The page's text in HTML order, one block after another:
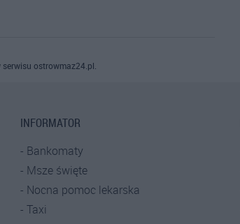
ostrowmaz24.pl.
INFORMATOR
Bankomaty
Msze święte
Nocna pomoc lekarska
Taxi